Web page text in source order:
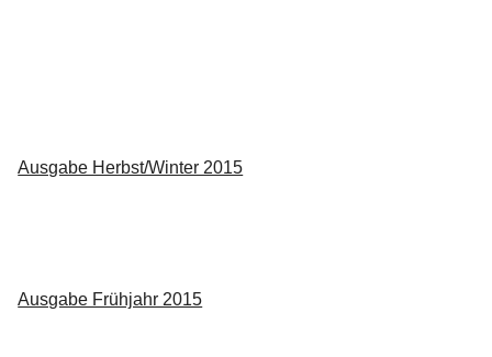
Ausgabe Herbst/Winter 2015
Ausgabe Frühjahr 2015